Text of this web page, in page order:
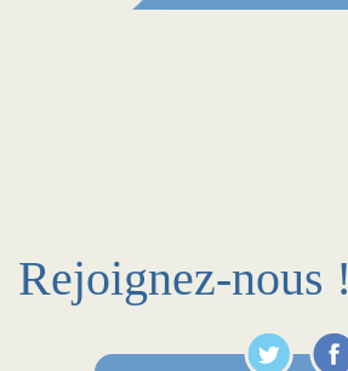
Rejoignez-nous !